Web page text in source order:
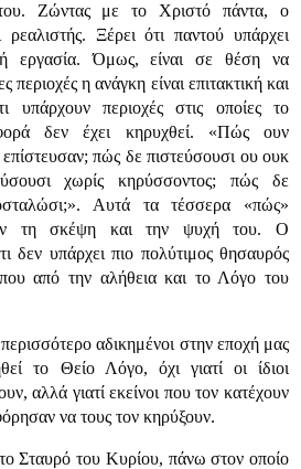
του. Ζώντας με το Χριστό πάντα, ο
ρεαλιστής. Ξέρει ότι παντού υπάρχει
εργασία. Όμως, είναι σε θέση να
περιοχές η ανάγκη είναι επιτακτική και
υπάρχουν περιοχές στις οποίες το
δεν έχει κηρυχθεί. «Πώς ουν
επίστευσαν; πώς δε πιστεύσουσι ου ουκ
χωρίς κηρύσσοντος; πώς δε
Αυτά τα τέσσερα «πώς»
τη σκέψη και την ψυχή του. Ο
δεν υπάρχει πιο πολύτιμος θησαυρός
από την αλήθεια και το Λόγο του
περισσότερο αδικημένοι στην εποχή μας
το Θείο Λόγο, όχι γιατί οι ίδιοι
αλλά γιατί εκείνοι που τον κατέχουν
να τους τον κηρύξουν.
Σταυρό του Κυρίου, πάνω στον οποίο